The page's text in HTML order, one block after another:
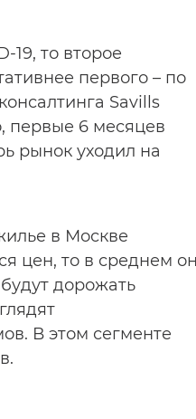
19, то второе
первого – по
Savills
первые 6 месяцев
рынок уходил на
в Москве
цен, то в среднем
дорожать
В этом сегменте